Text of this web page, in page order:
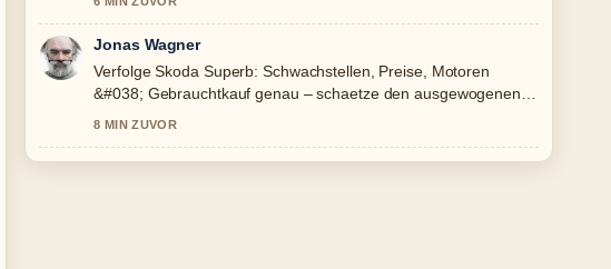
Jonas Wagner
Verfolge Skoda Superb: Schwachstellen, Preise, Motoren
&#038; Gebrauchtkauf genau – schaetze den ausgewogenen
8 MIN ZUVOR